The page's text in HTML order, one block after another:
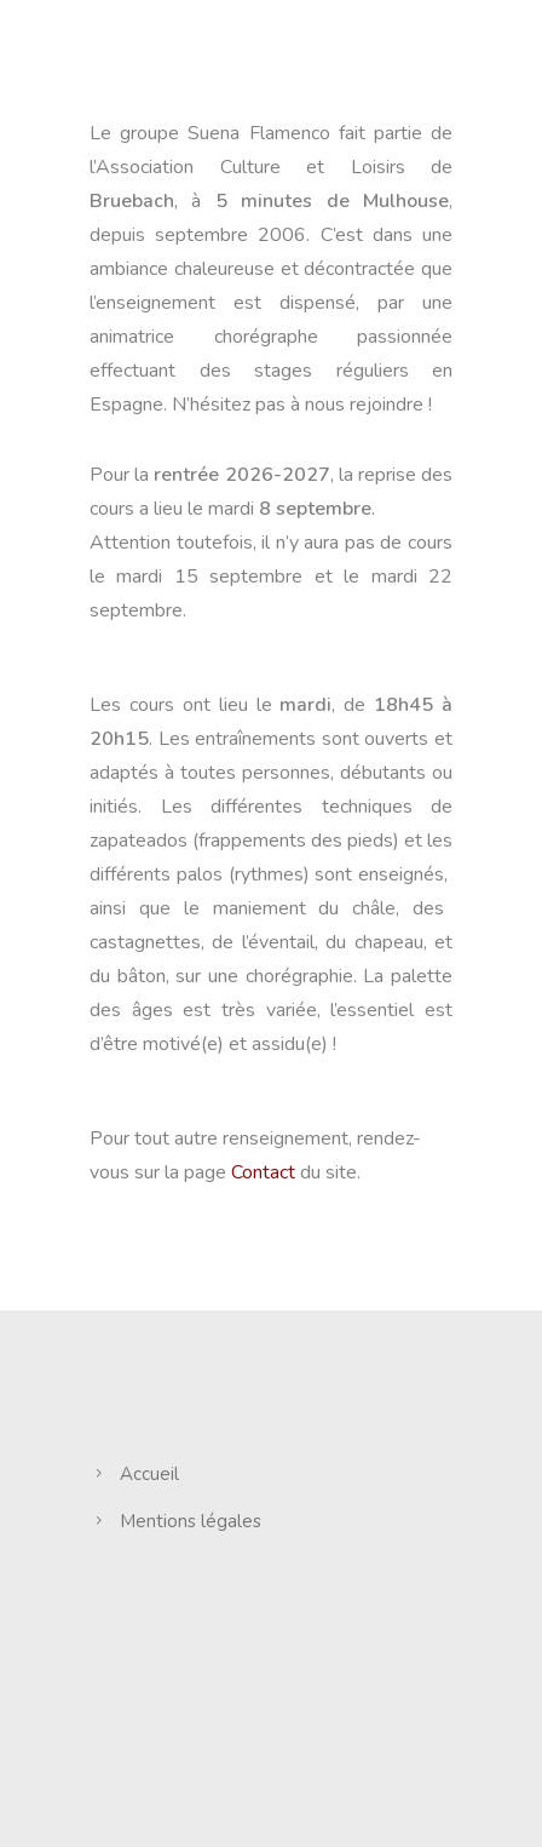
Le groupe Suena Flamenco fait partie de
l’Association Culture et Loisirs de
Bruebach, à 5 minutes de Mulhouse,
depuis septembre 2006. C’est dans une
ambiance chaleureuse et décontractée que
l’enseignement est dispensé, par une
animatrice chorégraphe passionnée
effectuant des stages réguliers en
Espagne. N’hésitez pas à nous rejoindre !
Pour la rentrée 2026-2027, la reprise des
cours a lieu le mardi 8 septembre.
Attention toutefois, il n’y aura pas de cours
le mardi 15 septembre et le mardi 22
septembre.
Les cours ont lieu le mardi, de 18h45 à
20h15. Les entraînements sont ouverts et
adaptés à toutes personnes, débutants ou
initiés. Les différentes techniques de
zapateados (frappements des pieds) et les
différents palos (rythmes) sont enseignés,
ainsi que le maniement du châle, des
castagnettes, de l’éventail, du chapeau, et
du bâton, sur une chorégraphie. La palette
des âges est très variée, l’essentiel est
d’être motivé(e) et assidu(e) !
Pour tout autre renseignement, rendez-
vous sur la page Contactdu site.
Accueil
Mentions légales